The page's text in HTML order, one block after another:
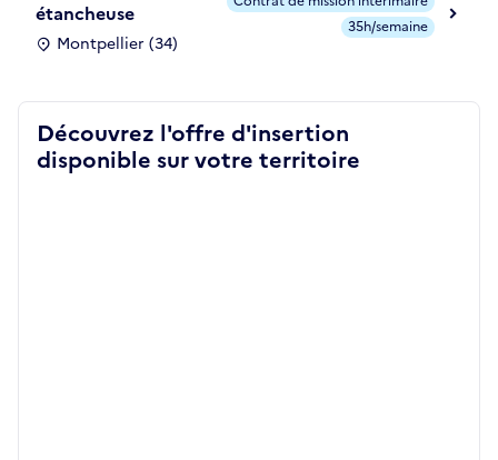
étancheuse
Montpellier (34)
35h/semaine
Découvrez l'offre d'insertion
disponible sur votre territoire